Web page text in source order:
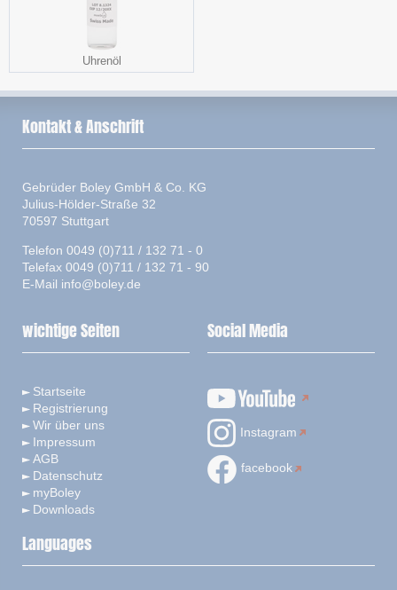
Uhrenöl
Kontakt & Anschrift
Gebrüder Boley GmbH & Co. KG
Julius-Hölder-Straße 32
70597 Stuttgart
Telefon 0049 (0)711 / 132 71 - 0
Telefax 0049 (0)711 / 132 71 - 90
E-Mail info@boley.de
wichtige Seiten
Startseite
Registrierung
Wir über uns
Impressum
AGB
Datenschutz
myBoley
Downloads
Social Media
Instagram
facebook
Languages